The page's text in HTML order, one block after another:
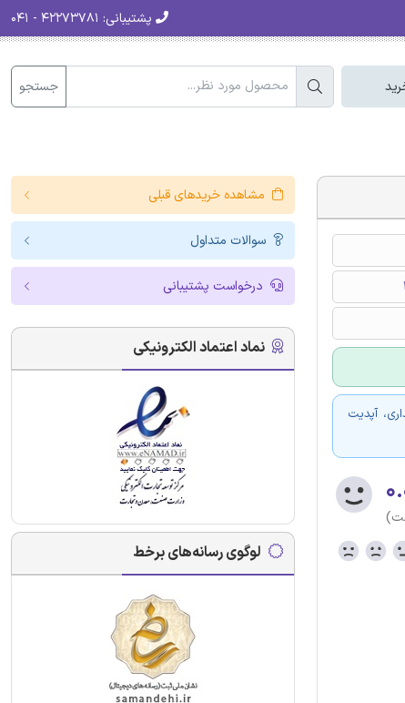
پشتیبانی:
جستجو
آپدیت
مشاهده خریدهای قبلی
سوالات متداول
درخواست پشتیبانی
نماد اعتماد الکترونیکی
لوگوی رسانه‌های برخط